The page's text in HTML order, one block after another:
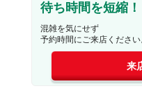
待ち時間を短縮！
混雑を気にせず
予約時間にご来店ください
来